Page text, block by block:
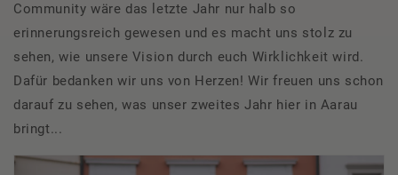
Community wäre das letzte Jahr nur halb so
erinnerungsreich gewesen und es macht uns stolz zu
sehen, wie unsere Vision durch euch Wirklichkeit wird.
Dafür bedanken wir uns von Herzen! Wir freuen uns schon
darauf zu sehen, was unser zweites Jahr hier in Aarau
bringt...